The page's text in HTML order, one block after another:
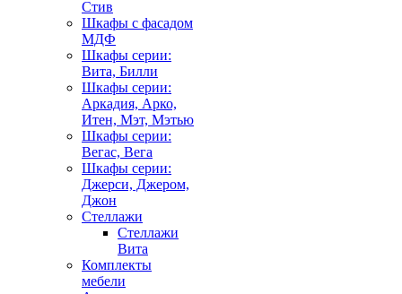
Стив
Шкафы с фасадом
МДФ
Шкафы серии:
Вита, Билли
Шкафы серии:
Аркадия, Арко,
Итен, Мэт, Мэтью
Шкафы серии:
Вегас, Вега
Шкафы серии:
Джерси, Джером,
Джон
Стеллажи
Стеллажи
Вита
Комплекты
мебели